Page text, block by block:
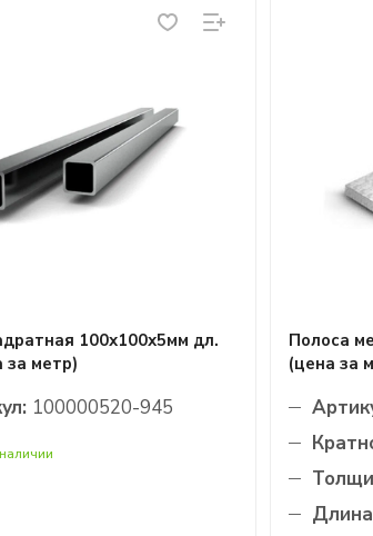
100х100х5мм дл.
за метр)
100000520-945
Полоса
(цена за